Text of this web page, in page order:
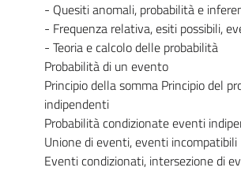
- Quesiti anomali, probabilità e
- Frequenza relativa, esiti possibili,
- Teoria e calcolo delle probabilità
Probabilità di un evento
Principio della somma Principio del
indipendenti
Probabilità condizionate eventi
Unione di eventi, eventi incompatibili
Eventi condizionati, intersezione di